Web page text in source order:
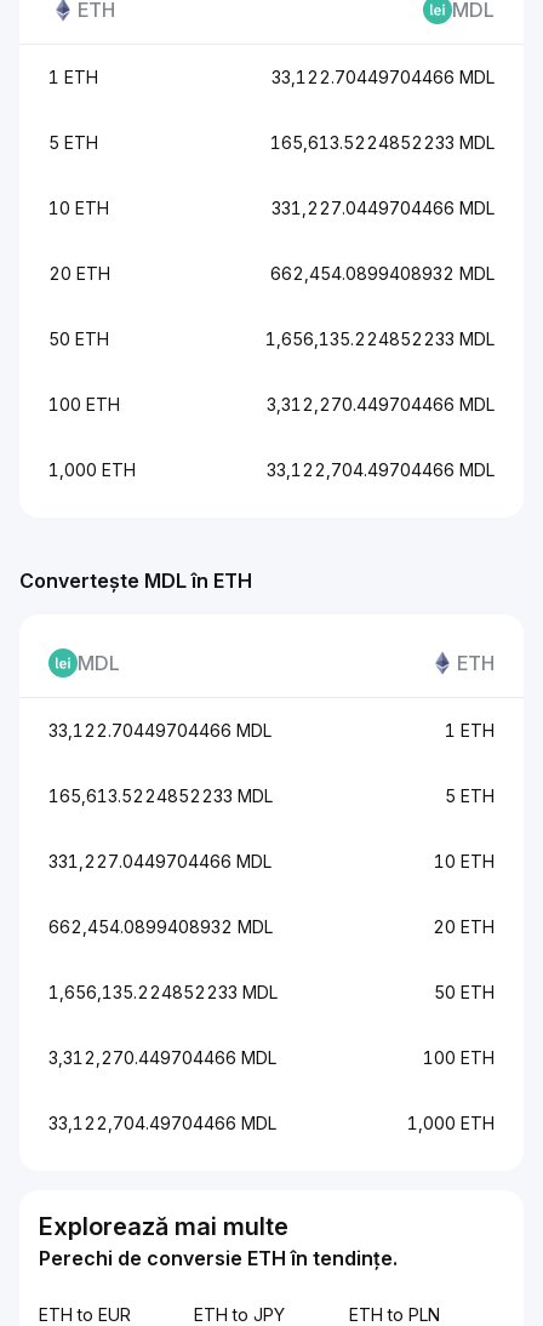
ETH MDL
1 ETH 33,122.70449704466 MDL
5 ETH 165,613.5224852233 MDL
10 ETH 331,227.0449704466 MDL
20 ETH 662,454.0899408932 MDL
50 ETH 1,656,135.224852233 MDL
100 ETH 3,312,270.449704466 MDL
1,000 ETH 33,122,704.49704466 MDL
Convertește MDL în ETH
MDL ETH
33,122.70449704466 MDL 1 ETH
165,613.5224852233 MDL 5 ETH
331,227.0449704466 MDL 10 ETH
662,454.0899408932 MDL 20 ETH
1,656,135.224852233 MDL 50 ETH
3,312,270.449704466 MDL 100 ETH
33,122,704.49704466 MDL 1,000 ETH
Explorează mai multe
Perechi de conversie ETH în tendințe.
ETH to EUR ETH to JPY ETH to PLN